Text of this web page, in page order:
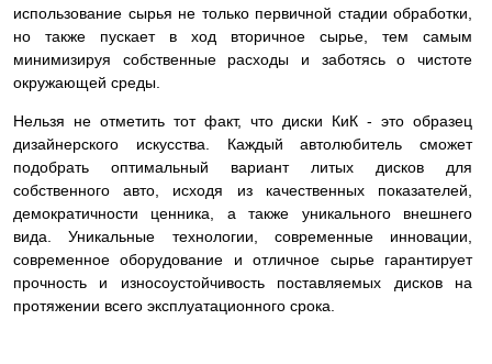
использование сырья не только первичной стадии обработки,
но также пускает в ход вторичное сырье, тем самым
минимизируя собственные расходы и заботясь о чистоте
окружающей среды.
Нельзя не отметить тот факт, что диски КиК - это образец
дизайнерского искусства. Каждый автолюбитель сможет
подобрать оптимальный вариант литых дисков для
собственного авто, исходя из качественных показателей,
демократичности ценника, а также уникального внешнего
вида. Уникальные технологии, современные инновации,
современное оборудование и отличное сырье гарантирует
прочность и износоустойчивость поставляемых дисков на
протяжении всего эксплуатационного срока.